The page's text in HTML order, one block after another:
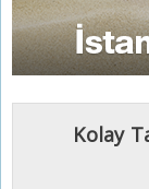
Kolay